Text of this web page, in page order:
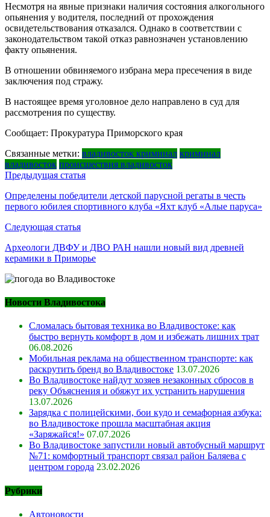
Несмотря на явные признаки наличия состояния алкогольного
опьянения у водителя, последний от прохождения
освидетельствования отказался. Однако в соответствии с
законодательством такой отказ равнозначен установлению
факту опьянения.
В отношении обвиняемого избрана мера пресечения в виде
заключения под стражу.
В настоящее время уголовное дело направлено в суд для
рассмотрения по существу.
Сообщает: Прокуратура Приморского края
Связанные метки: владивосток криминал криминал
владивосток происшествия владивосток
Навигация
по
записям
Предыдущая статья
Определены победители детской парусной регаты в честь
первого юбилея спортивного клуба «Яхт клуб «Алые паруса»
Следующая статья
Археологи ДВФУ и ДВО РАН нашли новый вид древней
керамики в Приморье
Новости Владивостока
Сломалась бытовая техника во Владивостоке: как
быстро вернуть комфорт в дом и избежать лишних трат
06.08.2026
Мобильная реклама на общественном транспорте: как
раскрутить бренд во Владивостоке 13.07.2026
Во Владивостоке найдут хозяев незаконных сбросов в
реку Объяснения и обяжут их устранить нарушения
13.07.2026
Зарядка с полицейскими, бои кудо и семафорная азбука:
во Владивостоке прошла масштабная акция
«Заряжайся!» 07.07.2026
Во Владивостоке запустили новый автобусный маршрут
№71: комфортный транспорт связал район Баляева с
центром города 23.02.2026
Рубрики
Автоновости